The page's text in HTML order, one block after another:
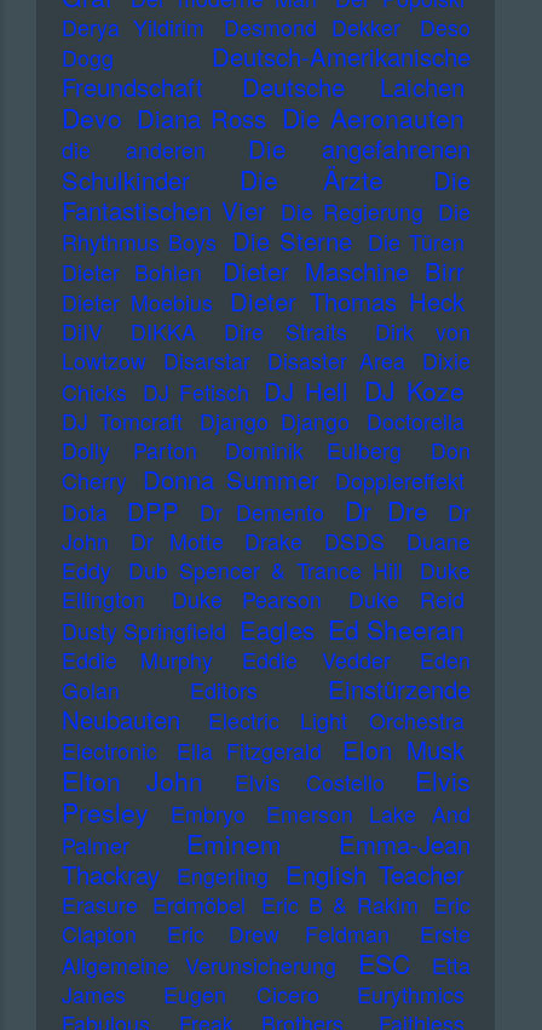
Derya Yildirim
Desmond Dekker
Deso
Dogg
Deutsch-Amerikanische
Freundschaft
Deutsche Laichen
Devo Diana Ross Die Aeronauten
die anderen
Die angefahrenen
Schulkinder
Die Ärzte
Die
Fantastischen Vier Die Regierung Die
Rhythmus Boys Die Sterne Die Türen
Dieter Bohlen
Dieter Maschine Birr
Dieter Moebius Dieter Thomas Heck
DiIV DIKKA Dire Straits
Dirk von
Lowtzow
Disarstar Disaster Area
Dixie
Chicks DJ Fetisch DJ Hell DJ Koze
DJ Tomcraft Django Django
Doctorella
Dolly Parton
Dominik Eulberg
Don
Cherry Donna Summer Dopplereffekt
Dota
DPP Dr Demento Dr Dre
Dr
John
Dr Motte Drake DSDS
Duane
Eddy
Dub Spencer & Trance Hill
Duke
Ellington
Duke Pearson
Duke Reid
Dusty Springfield Eagles Ed Sheeran
Eddie Murphy Eddie Vedder
Eden
Golan
Editors
Einstürzende
Neubauten
Electric Light Orchestra
Electronic
Ella Fitzgerald Elon Musk
Elton John Elvis Costello
Elvis
Presley
Embryo
Emerson Lake And
Palmer
Eminem
Emma-Jean
Thackray
Engerling English Teacher
Erasure Erdmöbel Eric B & Rakim Eric
Clapton
Eric Drew Feldman
Erste
Allgemeine Verunsicherung
ESC
Etta
James
Eugen Cicero
Eurythmics
Fabulous Freak Brothers
Faithless